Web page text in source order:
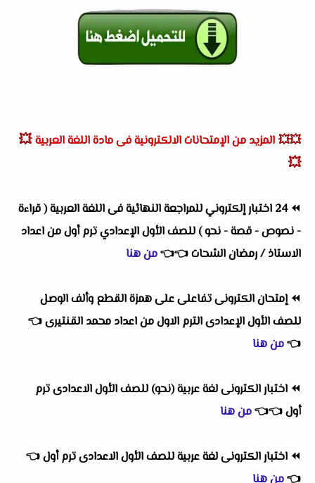
💥💥 المزيد من الإمتحانات الالكترونية فى مادة اللغة العربية 💥
💥
⏪
24 اختبار إلكتروني للمراجعة النهائية فى اللغة العربية ( قراءة
- نصوص - قصة - نحو ) للصف الأول الإعدادي ترم أول من اعداد
الاستاذ / رمضان الشحات👈
👈من هنا
⏪إمتحان الكترونى تفاعلى على همزة القطع وألف الوصل
للصف الأول الإعدادى الترم الاول من اعداد محمد القنتيرى👈
👈من هنا
⏪ اختبار الكترونى لغة عربية (نحو) للصف الأول الاعدادى ترم
أول👈
👈من هنا
⏪ اختبار الكترونى لغة عربية للصف الأول الاعدادى ترم أول👈